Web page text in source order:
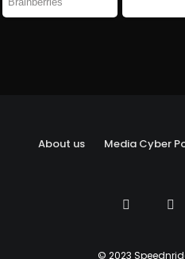
About us Media Cyber
© 2023